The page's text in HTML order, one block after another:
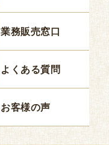
業務販売窓口
よくある質問
お客様の声